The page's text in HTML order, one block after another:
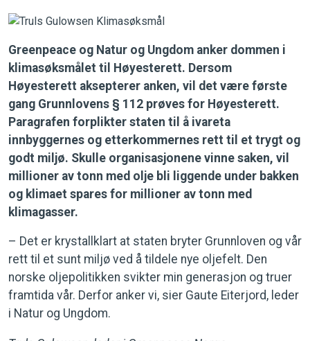
Greenpeace og Natur og Ungdom anker dommen i
klimasøksmålet til Høyesterett. Dersom
Høyesterett aksepterer anken, vil det være første
gang Grunnlovens § 112 prøves for Høyesterett.
Paragrafen forplikter staten til å ivareta
innbyggernes og etterkommernes rett til et trygt og
godt miljø. Skulle organisasjonene vinne saken, vil
millioner av tonn med olje bli liggende under bakken
og klimaet spares for millioner av tonn med
klimagasser.
– Det er krystallklart at staten bryter Grunnloven og vår
rett til et sunt miljø ved å tildele nye oljefelt. Den
norske oljepolitikken svikter min generasjon og truer
framtida vår. Derfor anker vi, sier Gaute Eiterjord, leder
i Natur og Ungdom.